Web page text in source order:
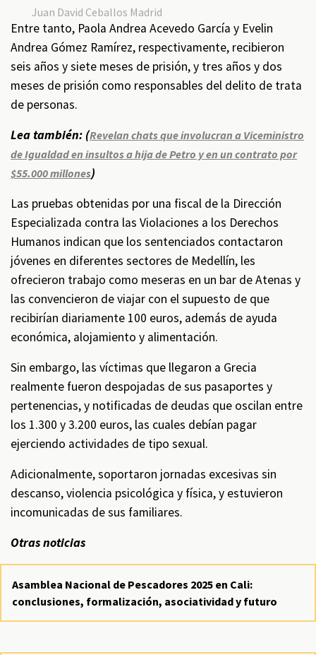
Juan David Ceballos Madrid
Entre tanto, Paola Andrea Acevedo García y Evelin
Andrea Gómez Ramírez, respectivamente, recibieron
seis años y siete meses de prisión, y tres años y dos
meses de prisión como responsables del delito de trata
de personas.
Lea también: (Revelan chats que involucran a Viceministro
de Igualdad en insultos a hija de Petro y en un contrato por
$55.000 millones)
Las pruebas obtenidas por una fiscal de la Dirección
Especializada contra las Violaciones a los Derechos
Humanos indican que los sentenciados contactaron
jóvenes en diferentes sectores de Medellín, les
ofrecieron trabajo como meseras en un bar de Atenas y
las convencieron de viajar con el supuesto de que
recibirían diariamente 100 euros, además de ayuda
económica, alojamiento y alimentación.
Sin embargo, las víctimas que llegaron a Grecia
realmente fueron despojadas de sus pasaportes y
pertenencias, y notificadas de deudas que oscilan entre
los 1.300 y 3.200 euros, las cuales debían pagar
ejerciendo actividades de tipo sexual.
Adicionalmente, soportaron jornadas excesivas sin
descanso, violencia psicológica y física, y estuvieron
incomunicadas de sus familiares.
Otras noticias
Asamblea Nacional de Pescadores 2025 en Cali:
conclusiones, formalización, asociatividad y futuro